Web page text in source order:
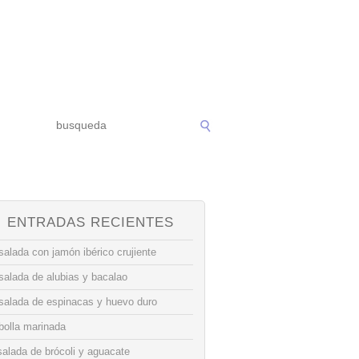
ENTRADAS RECIENTES
con jamón ibérico crujiente
de alubias y bacalao
de espinacas y huevo duro
marinada
de brócoli y aguacate